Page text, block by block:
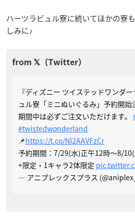
ハーツラビュル寮に続いてほかの寮
しみに♪
『ディズニー ツイステッドワンダ
ュル寮「ミニぬいぐるみ」予約開始
期間中は必ずご注文いただけます。
#twistedwonderland
📌https://t.co/Nl2AAVFzCr
予約期間：7/29(水)正午12時～8/
+限定・1キャラ2体限定
— アニプレックスプラス